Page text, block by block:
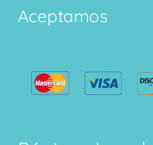
Aceptamos